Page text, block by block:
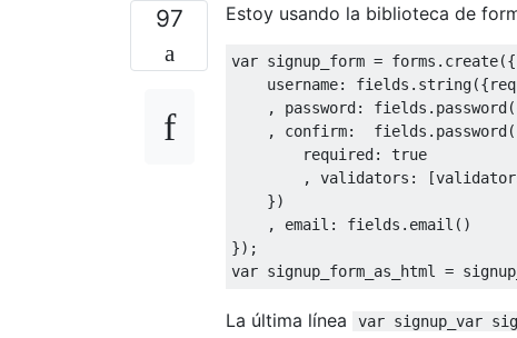
97 Estoy usando la biblioteca de
var signup_form = forms . create({
    username
: fields . string({
,
password: fields . password
,
confirm:
  fields
. password
        required
:
true
,
validators : [
})
,
email : fields . email ()
});
var signup_form_as_html =
La última línea var signup_var